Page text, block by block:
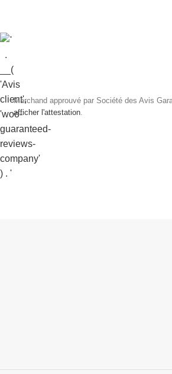
Marchand approuvé par Société des Avis
afficher l'attestation.